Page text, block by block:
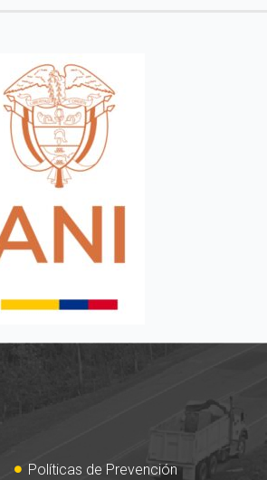
Políticas de Prevención